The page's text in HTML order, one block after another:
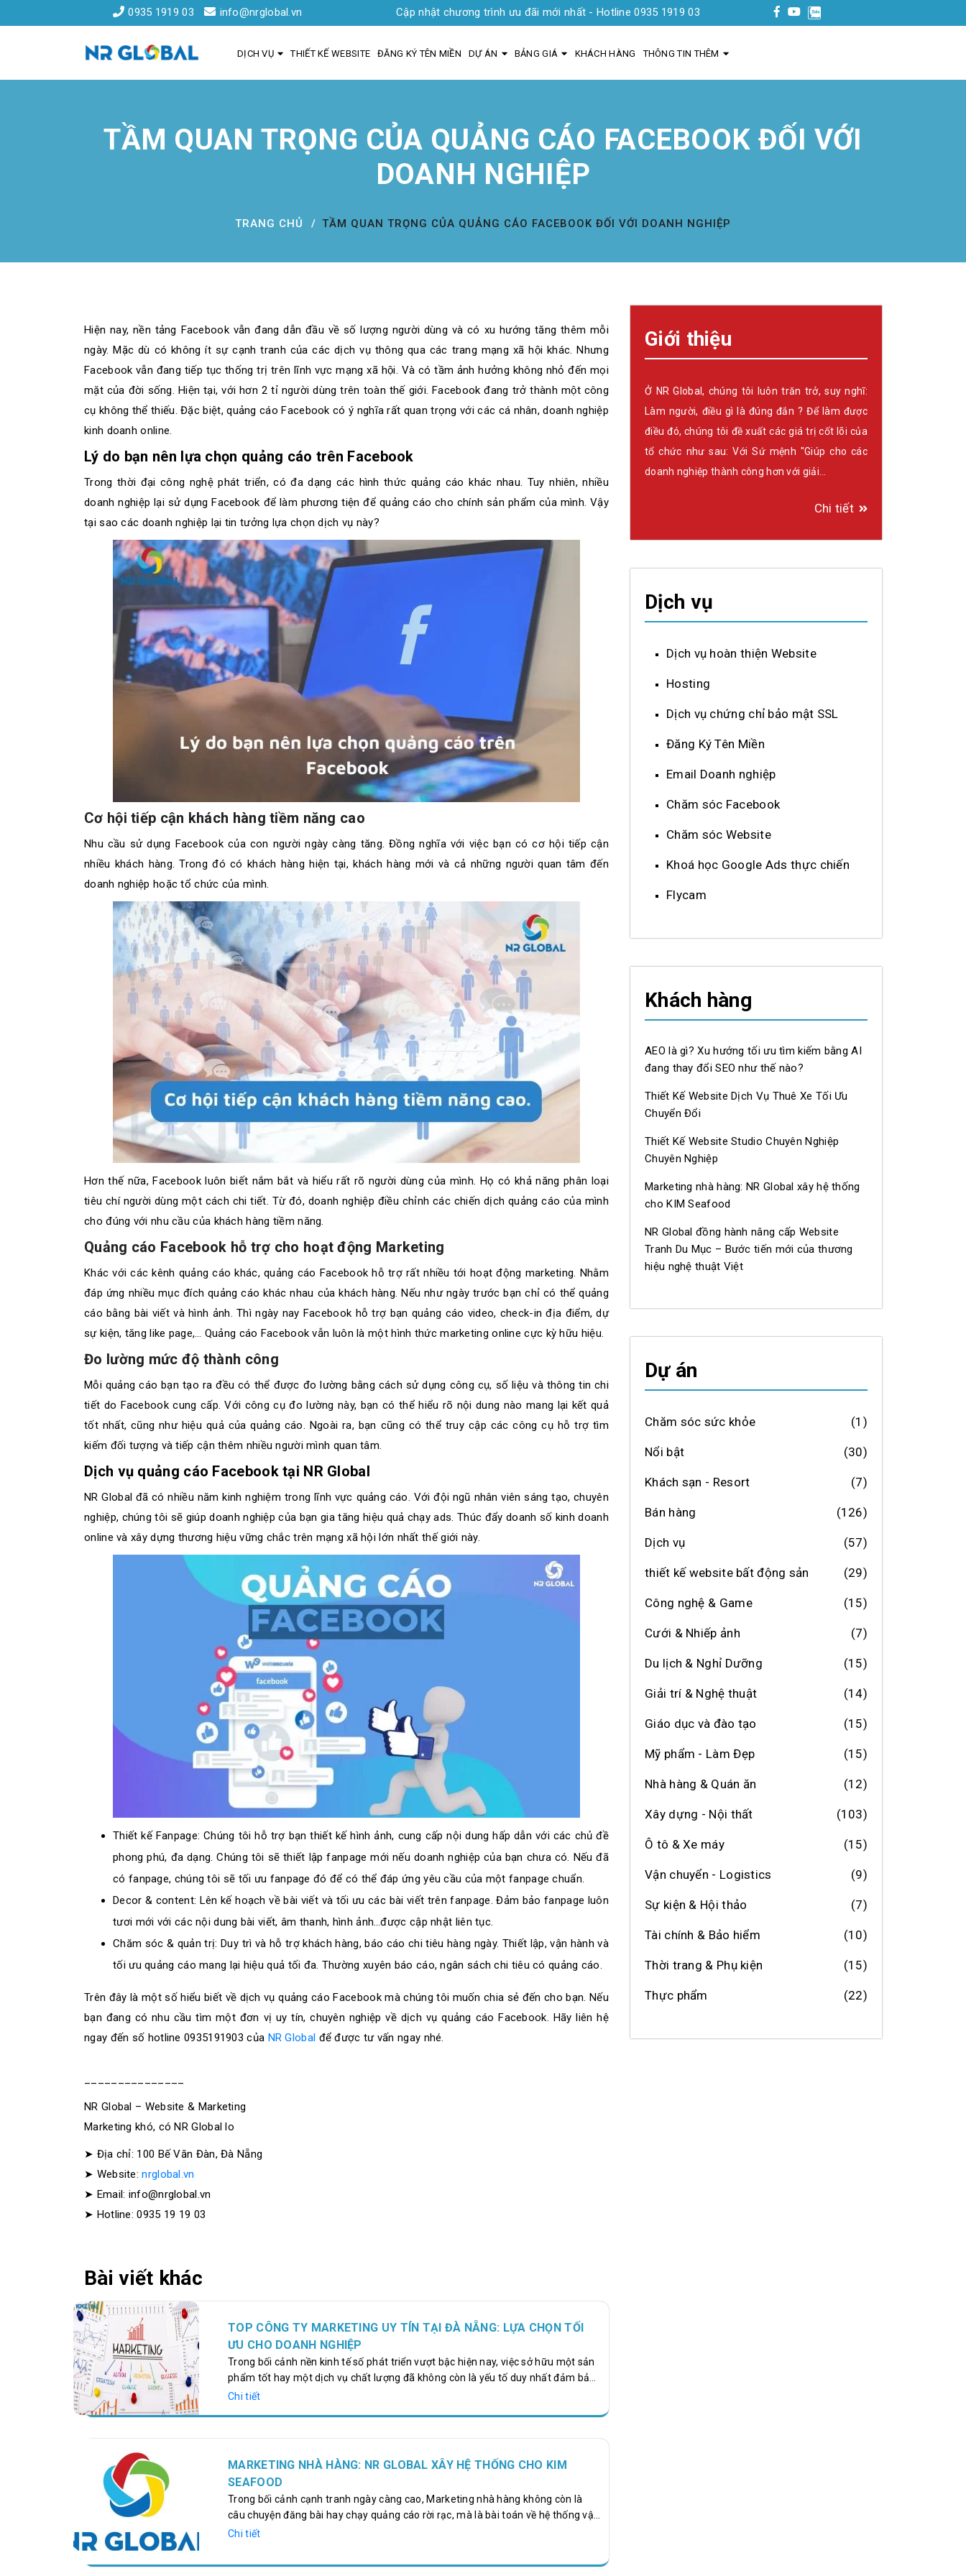
0935 1919 03 info@nrglobal.vn Cập nhật chương trình ưu đãi mới nhất - Hotline 0935 1919 03
DỊCH VỤ THIẾT KẾ WEBSITE ĐĂNG KÝ TÊN MIỀN DỰ ÁN BẢNG GIÁ KHÁCH HÀNG THÔNG TIN THÊM
TẦM QUAN TRỌNG CỦA QUẢNG CÁO FACEBOOK ĐỐI VỚI
DOANH NGHIỆP
TRANG CHỦ TẦM QUAN TRỌNG CỦA QUẢNG CÁO FACEBOOK ĐỐI VỚI DOANH NGHIỆP
Hiện nay, nền tảng Facebook vẫn đang dẫn đầu về số lượng người dùng và có xu hướng tăng thêm mỗi
ngày. Mặc dù có không ít sự cạnh tranh của các dịch vụ thông qua các trang mạng xã hội khác. Nhưng
Facebook vẫn đang tiếp tục thống trị trên lĩnh vực mạng xã hội. Và có tầm ảnh hưởng không nhỏ đến mọi
mặt của đời sống. Hiện tại, với hơn 2 tỉ người dùng trên toàn thế giới. Facebook đang trở thành một công
cụ không thể thiếu. Đặc biệt, quảng cáo Facebook có ý nghĩa rất quan trọng với các cá nhân, doanh nghiệp
kinh doanh online.
Lý do bạn nên lựa chọn quảng cáo trên Facebook
Trong thời đại công nghệ phát triển, có đa dạng các hình thức quảng cáo khác nhau. Tuy nhiên, nhiều
doanh nghiệp lại sử dụng Facebook để làm phương tiện để quảng cáo cho chính sản phẩm của mình. Vậy
tại sao các doanh nghiệp lại tin tưởng lựa chọn dịch vụ này?
Cơ hội tiếp cận khách hàng tiềm năng cao
Nhu cầu sử dụng Facebook của con người ngày càng tăng. Đồng nghĩa với việc bạn có cơ hội tiếp cận
nhiều khách hàng. Trong đó có khách hàng hiện tại, khách hàng mới và cả những người quan tâm đến
doanh nghiệp hoặc tổ chức của mình.
Hơn thế nữa, Facebook luôn biết nắm bắt và hiểu rất rõ người dùng của mình. Họ có khả năng phân loại
tiêu chí người dùng một cách chi tiết. Từ đó, doanh nghiệp điều chỉnh các chiến dịch quảng cáo của mình
cho đúng với nhu cầu của khách hàng tiềm năng.
Quảng cáo Facebook hỗ trợ cho hoạt động Marketing
Khác với các kênh quảng cáo khác, quảng cáo Facebook hỗ trợ rất nhiều tới hoạt động marketing. Nhằm
đáp ứng nhiều mục đích quảng cáo khác nhau của khách hàng. Nếu như ngày trước bạn chỉ có thể quảng
cáo bằng bài viết và hình ảnh. Thì ngày nay Facebook hỗ trợ bạn quảng cáo video, check-in địa điểm, dự
sự kiện, tăng like page,… Quảng cáo Facebook vẫn luôn là một hình thức marketing online cực kỳ hữu hiệu.
Đo lường mức độ thành công
Mỗi quảng cáo bạn tạo ra đều có thể được đo lường bằng cách sử dụng công cụ, số liệu và thông tin chi
tiết do Facebook cung cấp. Với công cụ đo lường này, bạn có thể hiểu rõ nội dung nào mang lại kết quả
tốt nhất, cũng như hiệu quả của quảng cáo. Ngoài ra, bạn cũng có thể truy cập các công cụ hỗ trợ tìm
kiếm đối tượng và tiếp cận thêm nhiều người mình quan tâm.
Dịch vụ quảng cáo Facebook tại NR Global
NR Global đã có nhiều năm kinh nghiệm trong lĩnh vực quảng cáo. Với đội ngũ nhân viên sáng tạo, chuyên
nghiệp, chúng tôi sẽ giúp doanh nghiệp của bạn gia tăng hiệu quả chạy ads. Thúc đẩy doanh số kinh doanh
online và xây dựng thương hiệu vững chắc trên mạng xã hội lớn nhất thế giới này.
Thiết kế Fanpage: Chúng tôi hỗ trợ bạn thiết kế hình ảnh, cung cấp nội dung hấp dẫn với các chủ đề
phong phú, đa dạng. Chúng tôi sẽ thiết lập fanpage mới nếu doanh nghiệp của bạn chưa có. Nếu đã
có fanpage, chúng tôi sẽ tối ưu fanpage đó để có thể đáp ứng yêu cầu của một fanpage chuẩn.
Decor & content: Lên kế hoạch về bài viết và tối ưu các bài viết trên fanpage. Đảm bảo fanpage luôn
tươi mới với các nội dung bài viết, âm thanh, hình ảnh…được cập nhật liên tục.
Chăm sóc & quản trị: Duy trì và hỗ trợ khách hàng, báo cáo chi tiêu hàng ngày. Thiết lập, vận hành và
tối ưu quảng cáo mang lại hiệu quả tối đa. Thường xuyên báo cáo, ngân sách chi tiêu có quảng cáo.
Trên đây là một số hiểu biết về dịch vụ quảng cáo Facebook mà chúng tôi muốn chia sẻ đến cho bạn. Nếu
bạn đang có nhu cầu tìm một đơn vị uy tín, chuyên nghiệp về dịch vụ quảng cáo Facebook. Hãy liên hệ
ngay đến số hotline 0935191903 của NR Global để được tư vấn ngay nhé.
NR Global – Website & Marketing
Marketing khó, có NR Global lo
➤ Địa chỉ: 100 Bế Văn Đàn, Đà Nẵng
➤ Website:nrglobal.vn
➤ Email: info@nrglobal.vn
➤ Hotline: 0935 19 19 03
Bài viết khác
TOP CÔNG TY MARKETING UY TÍN TẠI ĐÀ NẴNG: LỰA CHỌN TỐI
ƯU CHO DOANH NGHIỆP
Trong bối cảnh nền kinh tế số phát triển vượt bậc hiện nay, việc sở hữu một sản
phẩm tốt hay một dịch vụ chất lượng đã không còn là yếu tố duy nhất đảm bảo
cho sự thành công của doanh nghiệp. Để tồn tại, cạnh tranh và phát triển bền
Chi tiết
MARKETING NHÀ HÀNG: NR GLOBAL XÂY HỆ THỐNG CHO KIM
SEAFOOD
Trong bối cảnh cạnh tranh ngày càng cao, Marketing nhà hàng không còn là
câu chuyện đăng bài hay chạy quảng cáo rời rạc, mà là bài toán về hệ thống vận
hành toàn diện. Case study của NR Global với KIM Seafood đặt ra một vấn đề rõ
Bài viết này sẽ đi thẳng vào nguyên nhân cốt lõi và mở ra hướng tiếp cận mới
Chi tiết
Giới thiệu
Ở NR Global, chúng tôi luôn trăn trở, suy nghĩ:
Làm người, điều gì là đúng đắn ? Để làm được
điều đó, chúng tôi đề xuất các giá trị cốt lõi của
tổ chức như sau: Với Sứ mệnh "Giúp cho các
doanh nghiệp thành công hơn với giải…
Chi tiết
Dịch vụ
Dịch vụ hoàn thiện Website
Hosting
Dịch vụ chứng chỉ bảo mật SSL
Đăng Ký Tên Miền
Email Doanh nghiệp
Chăm sóc Facebook
Chăm sóc Website
Khoá học Google Ads thực chiến
Flycam
Khách hàng
AEO là gì? Xu hướng tối ưu tìm kiếm bằng AI
đang thay đổi SEO như thế nào?
Thiết Kế Website Dịch Vụ Thuê Xe Tối Ưu
Chuyển Đổi
Thiết Kế Website Studio Chuyên Nghiệp
Chuyên Nghiệp
Marketing nhà hàng: NR Global xây hệ thống
cho KIM Seafood
NR Global đồng hành nâng cấp Website
Tranh Du Mục – Bước tiến mới của thương
hiệu nghệ thuật Việt
Dự án
Chăm sóc sức khỏe (1)
Nổi bật (30)
Khách sạn - Resort (7)
Bán hàng (126)
Dịch vụ (57)
thiết kế website bất động sản (29)
Công nghệ & Game (15)
Cưới & Nhiếp ảnh (7)
Du lịch & Nghỉ Dưỡng (15)
Giải trí & Nghệ thuật (14)
Giáo dục và đào tạo (15)
Mỹ phẩm - Làm Đẹp (15)
Nhà hàng & Quán ăn (12)
Xây dựng - Nội thất (103)
Ô tô & Xe máy (15)
Vận chuyển - Logistics (9)
Sự kiện & Hội thảo (7)
Tài chính & Bảo hiểm (10)
Thời trang & Phụ kiện (15)
Thực phẩm (22)